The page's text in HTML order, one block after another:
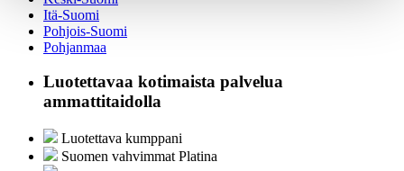
Itä-Suomi
Pohjois-Suomi
Pohjanmaa
Luotettavaa kotimaista palvelua
ammattitaidolla
Luotettava kumppani
Suomen vahvimmat Platina